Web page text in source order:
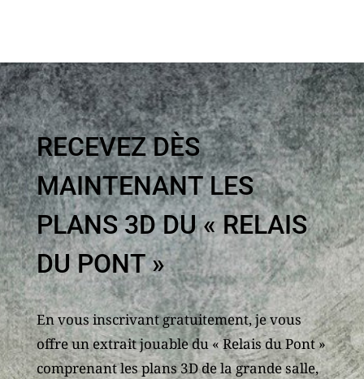
RECEVEZ DÈS
MAINTENANT LES
PLANS 3D DU « RELAIS
DU PONT »
En vous inscrivant gratuitement, je vous
offre un extrait jouable du « Relais du Pont »
comprenant les plans 3D de la grande salle,